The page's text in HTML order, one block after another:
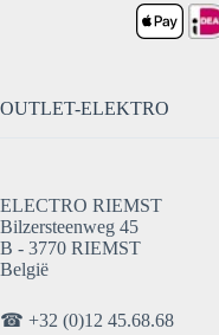
OUTLET-ELEKTRO
ELECTRO RIEMST
Bilzersteenweg 45
B - 3770 RIEMST
België
☎ +32 (0)12 45.68.68